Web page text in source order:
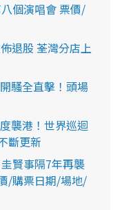
個演唱會 票價/
退股 荃灣分店上
騷全直擊！頭場
襲港！世界巡迴
斷更新
賢事隔7年再襲
/購票日期/場地/